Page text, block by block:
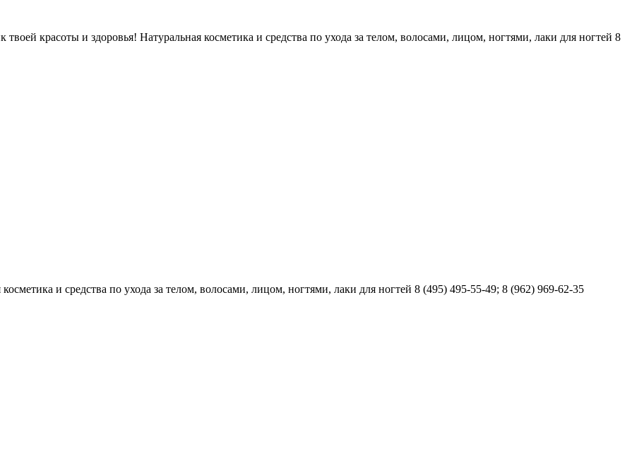
красоты и здоровья! Натуральная косметика и средства по ухода за телом, волосами, лицом, ногтями, лаки для ногтей 8
и средства по ухода за телом, волосами, лицом, ногтями, лаки для ногтей 8 (495) 495-55-49; 8 (962) 969-62-35